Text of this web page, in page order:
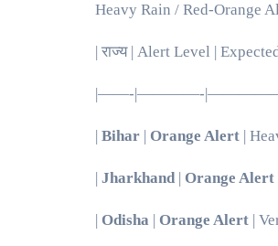
Heavy Rain / Red-Orange
| राज्य | Alert Level |
|——-|————-
Bihar Orange Alert |
Jharkhand Orange Alert
Odisha Orange Alert |